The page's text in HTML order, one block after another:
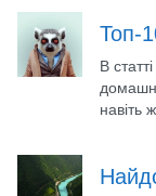
Топ-
В
навіть